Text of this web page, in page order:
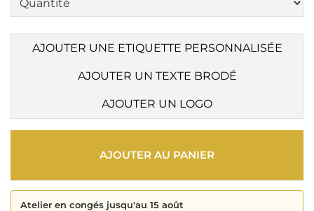
AJOUTER UNE ETIQUETTE PERSONNALISÉE
AJOUTER UN TEXTE BRODÉ
AJOUTER UN LOGO
AJOUTER AU PANIER
Atelier en congés jusqu'au 15 août